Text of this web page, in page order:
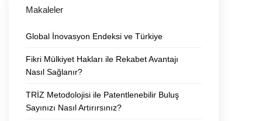
Makaleler
Global İnovasyon Endeksi ve Türkiye
Fikri Mülkiyet Hakları ile Rekabet Avantajı
Nasıl Sağlanır?
TRİZ Metodolojisi ile Patentlenebilir Buluş
Sayınızı Nasıl Artırırsınız?